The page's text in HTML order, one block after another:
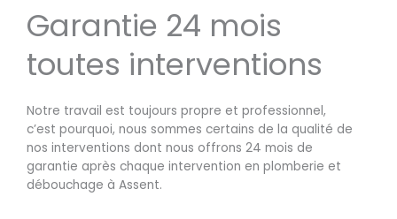
Garantie 24 mois
toutes interventions
Notre travail est toujours propre et professionnel,
c’est pourquoi, nous sommes certains de la qualité de
nos interventions dont nous offrons 24 mois de
garantie après chaque intervention en plomberie et
débouchage à Assent.